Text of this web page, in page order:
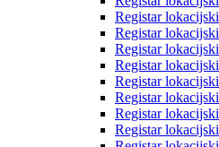
Registar
Registar
Registar
Registar
Registar
Registar
Registar
Registar